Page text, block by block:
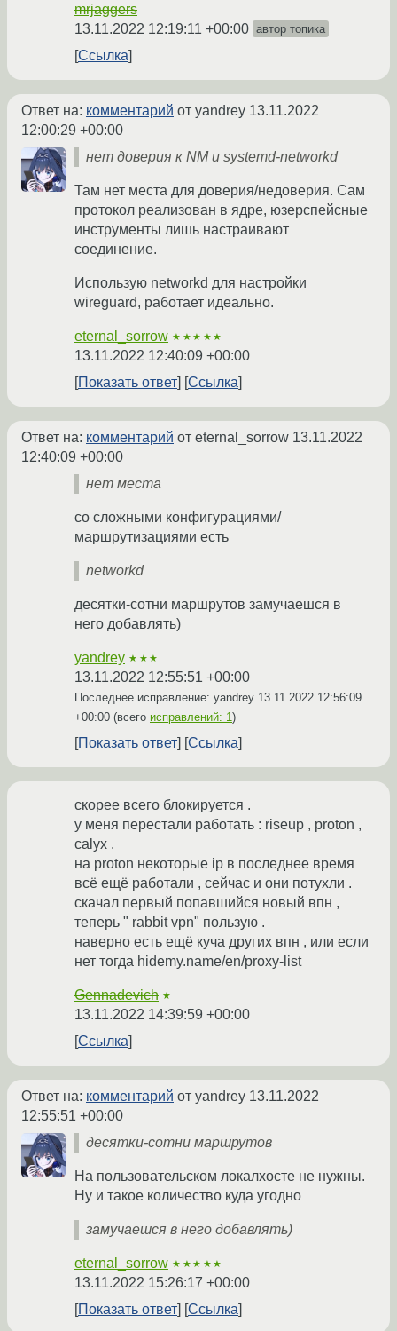
mrjaggers
13.11.2022 12:19:11 +00:00 автор топика
Ссылка
Ответ на: комментарий от yandrey 13.11.2022
12:00:29 +00:00
нет доверия к NM и systemd-networkd
Там нет места для доверия/недоверия. Сам
протокол реализован в ядре, юзерспейсные
инструменты лишь настраивают
соединение.
Использую networkd для настройки
wireguard, работает идеально.
eternal_sorrow ★★★★★
13.11.2022 12:40:09 +00:00
Показать ответ
Ссылка
Ответ на: комментарий от eternal_sorrow 13.11.2022
12:40:09 +00:00
нет места
со сложными конфигурациями/
маршрутизациями есть
networkd
десятки-сотни маршрутов замучаешся в
него добавлять)
yandrey ★★★
13.11.2022 12:55:51 +00:00
Последнее исправление: yandrey 13.11.2022 12:56:09
+00:00 (всего исправлений: 1 )
Показать ответ Ссылка
скорее всего блокируется .
у меня перестали работать : riseup , proton ,
calyx .
на proton некоторые ip в последнее время
всё ещё работали , сейчас и они потухли .
скачал первый попавшийся новый впн ,
теперь " rabbit vpn" пользую .
наверно есть ещё куча других впн , или если
нет тогда hidemy.name/en/proxy-list
Gennadevich ★
13.11.2022 14:39:59 +00:00
Ссылка
Ответ на: комментарий от yandrey 13.11.2022
12:55:51 +00:00
десятки-сотни маршрутов
На пользовательском локалхосте не нужны.
Ну и такое количество куда угодно
замучаешся в него добавлять)
eternal_sorrow ★★★★★
13.11.2022 15:26:17 +00:00
Показать ответ
Ссылка